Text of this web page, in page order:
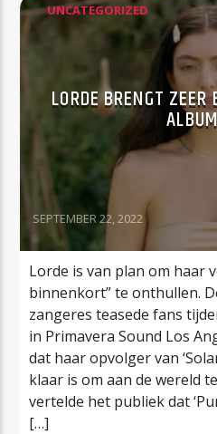
UNCATEGORIZED
LORDE BRENGT
SEPTEMBER 22, 2022
Lorde is van plan om haar
binnenkort” te onthullen.
zangeres teasede fans
in Primavera Sound Los
dat haar opvolger van
klaar is om aan de wereld
vertelde het publiek dat
[…]